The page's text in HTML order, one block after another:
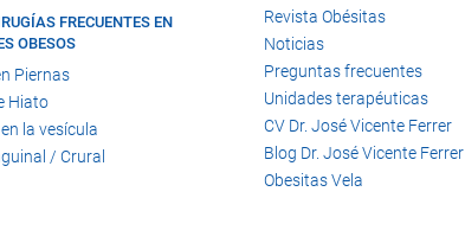
FRECUENTES EN
OBESOS
Piernas
Hiato
la vesícula
/ Crural
Revista Obésitas
Noticias
Preguntas frecuentes
Unidades terapéuticas
CV Dr. José Vicente Ferrer
Blog Dr. José Vicente Ferrer
Obesitas Vela